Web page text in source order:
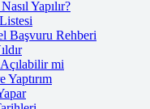
Yapılır?
Başvuru Rehberi
mi